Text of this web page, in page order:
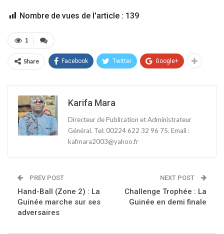
Nombre de vues de l'article : 139
1
Share Facebook Twitter Google+
Karifa Mara
Directeur de Publication et Administrateur
Général. Tel: 00224 622 32 96 75. Email :
kafmara2003@yahoo.fr
PREV POST
Hand-Ball (Zone 2) : La
Guinée marche sur ses
adversaires
NEXT POST
Challenge Trophée : La
Guinée en demi finale